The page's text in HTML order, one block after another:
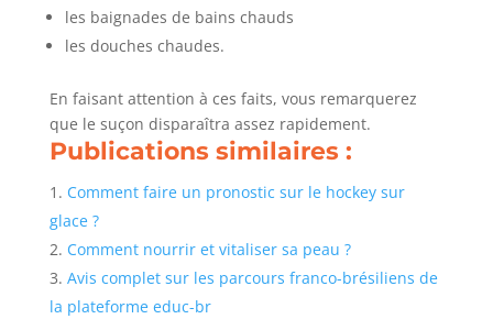
les baignades de bains chauds
les douches chaudes.
En faisant attention à ces faits, vous remarquerez
que le suçon disparaîtra assez rapidement.
Publications similaires :
Comment faire un pronostic sur le hockey sur
glace ?
Comment nourrir et vitaliser sa peau ?
Avis complet sur les parcours franco-brésiliens de
la plateforme educ-br